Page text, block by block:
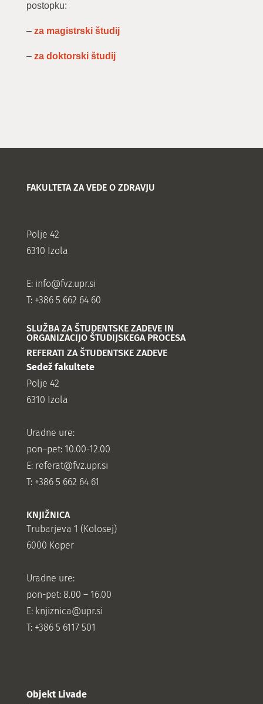
postopku:
– za magistrski študij
– za doktorski študij
FAKULTETA ZA VEDE O ZDRAVJU
Polje 42
6310 Izola
E: info@fvz.upr.si
T: +386 5 662 64 60
SLUŽBA ZA ŠTUDENTSKE ZADEVE IN
ORGANIZACIJO ŠTUDIJSKEGA PROCESA
REFERATI ZA ŠTUDENTSKE ZADEVE
Sedež fakultete
Polje 42
6310 Izola
Uradne ure:
pon–pet: 10.00-12.00
E: referat@fvz.upr.si
T: +386 5 662 64 61
KNJIŽNICA
Trubarjeva 1 (Kolosej)
6000 Koper
Uradne ure:
pon-pet: 8.00 – 16.00
E: knjiznica@upr.si
T: +386 5 6117 501
Objekt Livade